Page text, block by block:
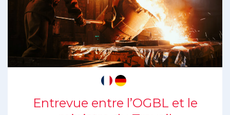
Entrevue entre l’OGBL et le